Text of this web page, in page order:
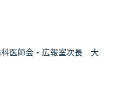
会・広報室次長 大